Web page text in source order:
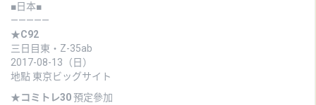
■日本■
—————
★C92
三日目東・Z-35ab
2017-08-13（日）
地點 東京ビッグサイト
★コミトレ30預定參加